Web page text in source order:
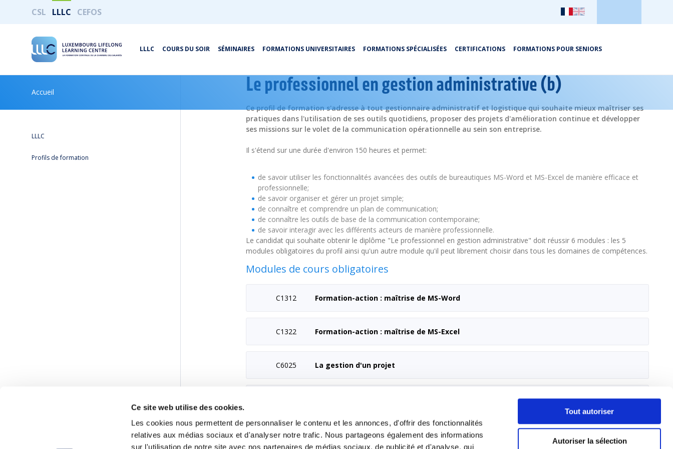
Ce site web utilise des cookies.
sur l'utilisation de notre site avec nos partenaires de médias sociaux, de publicité et d'analyse, qui
peuvent combiner celles-ci avec d'autres informations que vous leur avez fournies ou qu'ils ont
CSL LLLC CEFOS
LLLC COURS DU SOIR SÉMINAIRES FORMATIONS UNIVERSITAIRES FORMATIONS SPÉCIALISÉES CERTIFICATIONS FORMATIONS POUR SENIORS
Accueil
LLLC
Profils de formation
Le professionnel en gestion administrative (b)
Ce profil de formation s'adresse à tout gestionnaire administratif et logistique qui souhaite mieux maîtriser ses
pratiques dans l'utilisation de ses outils quotidiens, proposer des projets d'amélioration continue et développer
ses missions sur le volet de la communication opérationnelle au sein son entreprise.
Il s'étend sur une durée d'environ 150 heures et permet:
de savoir utiliser les fonctionnalités avancées des outils de bureautiques MS-Word et MS-Excel de manière efficace et
professionnelle;
de savoir organiser et gérer un projet simple;
de connaître et comprendre un plan de communication;
de connaître les outils de base de la communication contemporaine;
de savoir interagir avec les différents acteurs de manière professionnelle.
Le candidat qui souhaite obtenir le diplôme "Le professionnel en gestion administrative" doit réussir 6 modules : les 5
modules obligatoires du profil ainsi qu'un autre module qu'il peut librement choisir dans tous les domaines de compétences.
Modules de cours obligatoires
C1312 Formation-action : maîtrise de MS-Word
C1322 Formation-action : maîtrise de MS-Excel
C6025 La gestion d'un projet
C5027 Communiquer avec son équipe au quotidien